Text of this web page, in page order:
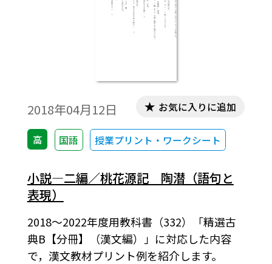
2018年04月12日
高 国語 授業プリント・ワークシート
お気に入りに追加
小説―二編／桃花源記 陶潜（語句と
表現）
2018～2022年度用教科書（332）「精選古
典B【分冊】（漢文編）」に対応した内容
で，漢文教材プリント例を紹介します。